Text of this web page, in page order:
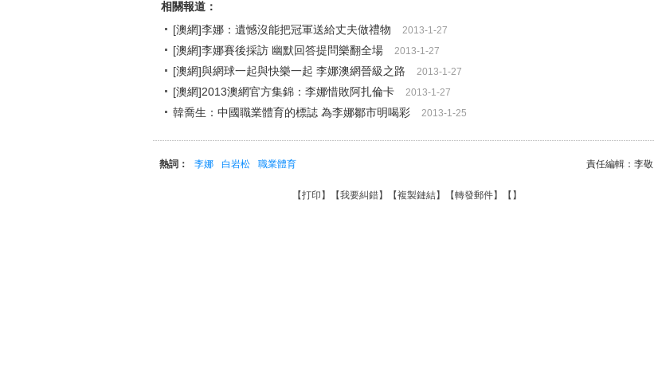
相關報道：
[澳網]李娜：遺憾沒能把冠軍送給丈夫做禮物
2013-1-27
[澳網]李娜賽後採訪 幽默回答提問樂翻全場 2013-1-27
[澳網]與網球一起與快樂一起 李娜澳網晉級之路 2013-1-27
[澳網]2013澳網官方集錦：李娜惜敗阿扎倫卡 2013-1-27
韓喬生：中國職業體育的標誌 為李娜鄒市明喝彩 2013-1-25
責任編輯：李敬
熱詞： 李娜 白岩松 職業體育
【打印 】【我要糾錯】【複製鏈結】【轉發郵件】【 】